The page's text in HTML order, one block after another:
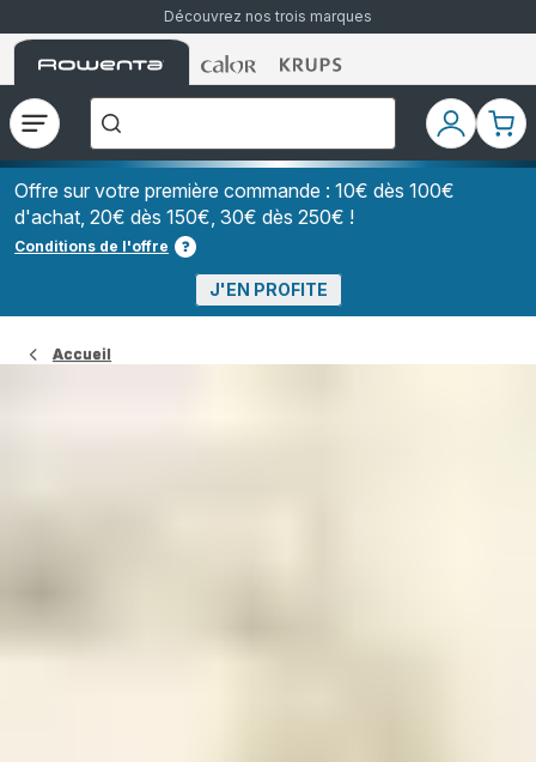
Découvrez nos trois marques
Accueil
Rowenta
Accueil
Rowenta
Accueil
Rowenta
Ouvrir
le
menu
recherchez-
vous
?","Aspirateurs
à
Grains","Centrales
Vapeurs","Sèche
Cheveux"]
Mon
compte
Mon
Offre sur votre première commande : 10€ dès 100€
d'achat, 20€ dès 150€, 30€ dès 250€ !
Conditions de l'offre
J'EN PROFITE
Accueil